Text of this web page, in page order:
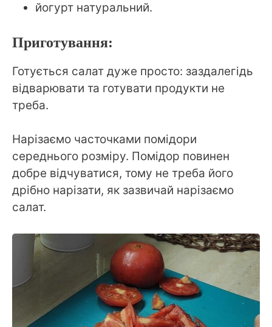
йогурт натуральний.
Приготування:
Готується салат дуже просто: заздалегідь
відварювати та готувати продукти не
треба.
Нарізаємо часточками помідори
середнього розміру. Помідор повинен
добре відчуватися, тому не треба його
дрібно нарізати, як зазвичай нарізаємо
салат.